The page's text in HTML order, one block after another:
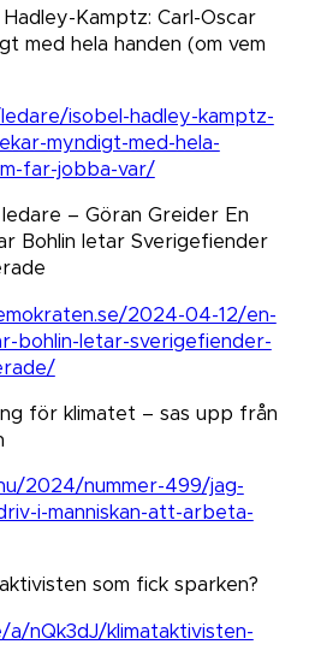
Kamptz: Carl-Oscar
med hela handen (om vem
isobel-hadley-kamptz-
myndigt-med-hela-
far-jobba-var/
ledare – Göran Greider En
Bohlin letar Sverigefiender
2024-04-12/en-
bohlin-letar-sverigefiender-
för klimatet – sas upp från
2024/nummer-499/jag-
i-manniskan-att-arbeta-
som fick sparken?​​​​​​​
a/nQk3dJ/klimataktivisten-